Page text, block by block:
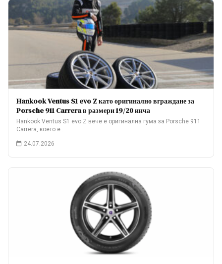
Hankook Ventus S1 evo Z като оригинално вграждане за
Porsche 911 Carrera в размери 19/20 инча
Hankook Ventus S1 evo Z вече е оригинална гума за Porsche 911
Carrera, което е…
24.07.2026